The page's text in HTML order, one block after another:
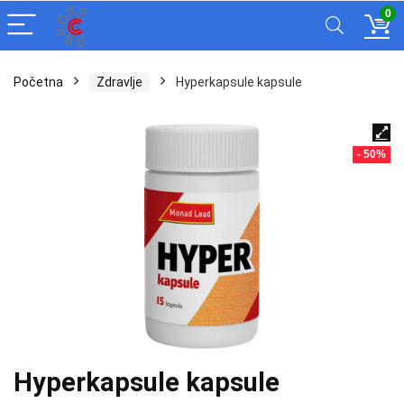
0
Početna Zdravlje Hyperkapsule kapsule
- 50%
Hyperkapsule kapsule